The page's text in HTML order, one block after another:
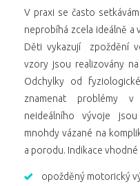
V praxi se často
neprobíhá zcela ideálně a
Děti vykazují zpoždění
vzory jsou realizovány
Odchylky od
znamenat problémy v
neideálního vývoje
mnohdy vázané na
a porodu. Indikace
opožděný motorický